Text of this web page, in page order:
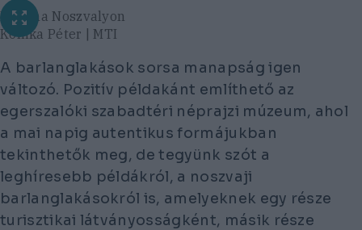
Konyha Noszvalyon
Komka Péter | MTI
A barlanglakások sorsa manapság igen
változó. Pozitív példakánt említhető az
egerszalóki szabadtéri néprajzi múzeum, ahol
a mai napig autentikus formájukban
tekinthetők meg, de tegyünk szót a
leghíresebb példákról, a noszvaji
barlanglakásokról is, amelyeknek egy része
turisztikai látványosságként, másik része